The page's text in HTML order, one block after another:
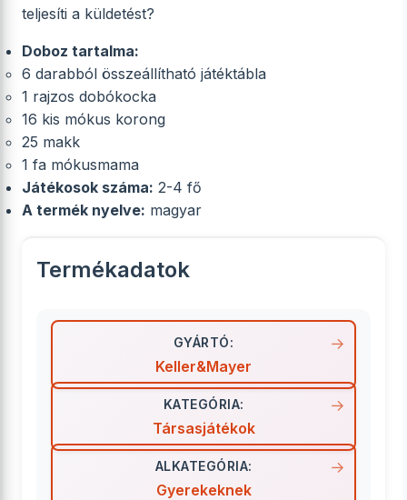
teljesíti a küldetést?
Doboz tartalma:
6 darabból összeállítható játéktábla
1 rajzos dobókocka
16 kis mókus korong
25 makk
1 fa mókusmama
Játékosok száma: 2-4 fő
A termék nyelve: magyar
Termékadatok
GYÁRTÓ:
Keller&Mayer
KATEGÓRIA:
Társasjátékok
ALKATEGÓRIA:
Gyerekeknek